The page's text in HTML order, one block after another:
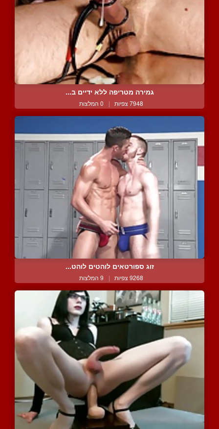
גמירה מטריפה ללא ידיים ב...
7948 צפיות | 0 המלצות
זוג ספורטאים לוהטים לוהט...
9268 צפיות | 9 המלצות